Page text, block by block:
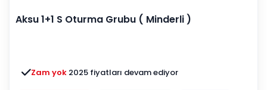
Aksu 1+1 S Oturma Grubu ( Minderli )
Zam yok 2025 fiyatları devam ediyor